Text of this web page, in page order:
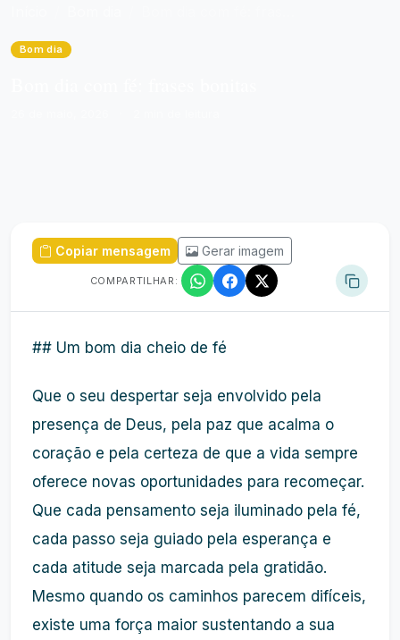
Bom dia
Copiar mensagem Gerar imagem
COMPARTILHAR:
## Um bom dia cheio de fé
Que o seu despertar seja envolvido pela
presença de Deus, pela paz que acalma o
coração e pela certeza de que a vida sempre
oferece novas oportunidades para recomeçar.
Que cada pensamento seja iluminado pela fé,
cada passo seja guiado pela esperança e
cada atitude seja marcada pela gratidão.
Mesmo quando os caminhos parecem difíceis,
existe uma força maior sustentando a sua